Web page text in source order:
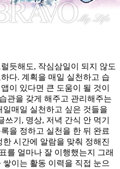
듯해도, 작심삼일이 되지 않도
다. 계획을 매일 실천하고 습
이 있다면 큰 도움이 될 것이
관을 갖게 해주고 관리해주는
매일 실천하고 싶은 것들을
기, 명상, 저녁 간식 안 먹기
을 정하고 실천을 한 뒤 완료
시간에 알람을 맞춰 정해진
를 얼마나 잘 이행했는지 그래
이는 활동 이력을 직접 눈으